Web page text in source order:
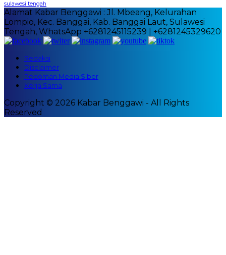
sulawesi tengah
Alamat Kabar Benggawi : Jl. Mbeang, Kelurahan
Lompio, Kec. Banggai, Kab. Banggai Laut, Sulawesi
Tengah, WhatsApp +6281245115239 | +6281245329620
Redaksi
Disclaimer
Pedoman Media Siber
Kerja Sama
Copyright © 2026 Kabar Benggawi - All Rights
Reserved